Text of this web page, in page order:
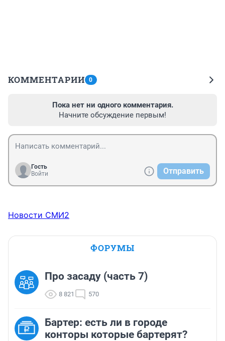
КОММЕНТАРИИ 0
Пока нет ни одного комментария.
Начните обсуждение первым!
Гость
Войти
Отправить
Новости СМИ2
ФОРУМЫ
Про засаду (часть 7)
8 821 570
Бартер: есть ли в городе
конторы которые бартерят?